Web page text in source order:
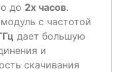
до 2х часов.
с частотой
дает большую
и
скачивания